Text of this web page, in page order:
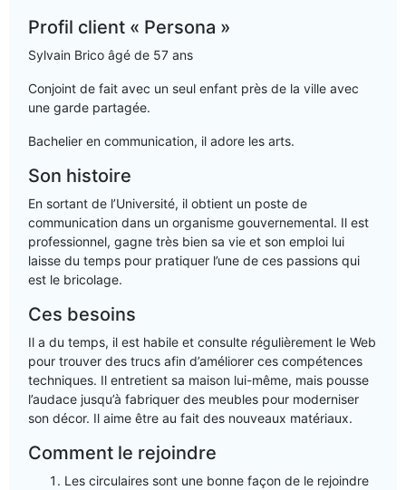
Profil client « Persona »
Sylvain Brico âgé de 57 ans
Conjoint de fait avec un seul enfant près de la ville avec
une garde partagée.
Bachelier en communication, il adore les arts.
Son histoire
En sortant de l’Université, il obtient un poste de
communication dans un organisme gouvernemental. Il est
professionnel, gagne très bien sa vie et son emploi lui
laisse du temps pour pratiquer l’une de ces passions qui
est le bricolage.
Ces besoins
Il a du temps, il est habile et consulte régulièrement le Web
pour trouver des trucs afin d’améliorer ces compétences
techniques. Il entretient sa maison lui-même, mais pousse
l’audace jusqu’à fabriquer des meubles pour moderniser
son décor. Il aime être au fait des nouveaux matériaux.
Comment le rejoindre
Les circulaires sont une bonne façon de le rejoindre